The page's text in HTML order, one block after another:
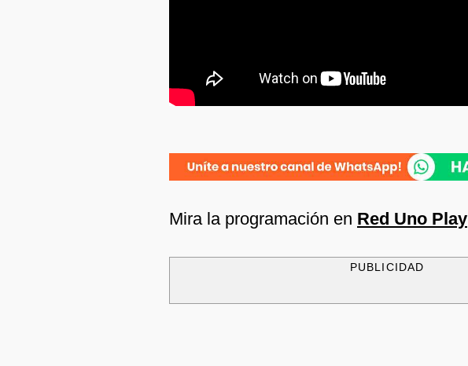
Mira la programación en Red Uno Play
PUBLICIDAD